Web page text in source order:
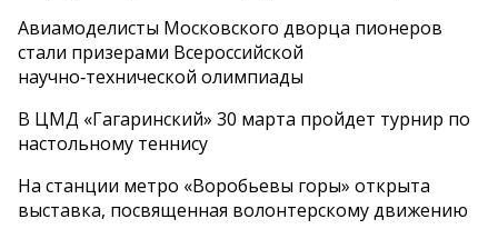
Авиамоделисты Московского дворца пионеров
стали призерами Всероссийской
научно‑технической олимпиады
В ЦМД «Гагаринский» 30 марта пройдет турнир по
настольному теннису
На станции метро «Воробьевы горы» открыта
выставка, посвященная волонтерскому движению